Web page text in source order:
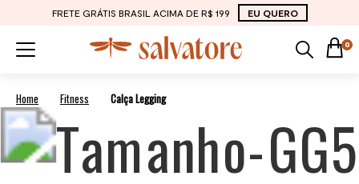
FRETE GRÁTIS BRASIL ACIMA DE R$ 199 EU QUERO
0
Fitness Calça Legging